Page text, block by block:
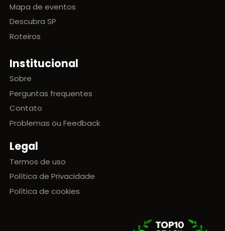
Mapa de eventos
Descubra SP
Roteiros
Institucional
Sobre
Perguntas frequentes
Contato
Problemas ou Feedback
Legal
Termos de uso
Política de Privacidade
Política de cookies